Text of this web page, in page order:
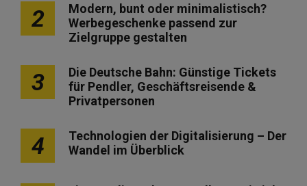
2
Modern, bunt oder minimalistisch?
Werbegeschenke passend zur
Zielgruppe gestalten
3
Die Deutsche Bahn: Günstige Tickets
für Pendler, Geschäftsreisende &
Privatpersonen
4
Technologien der Digitalisierung – Der
Wandel im Überblick